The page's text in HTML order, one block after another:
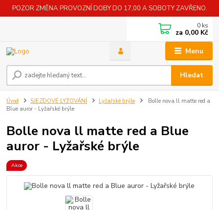
POZOR ZMĚNA PROVOZNÍ DOBY DO 17,00 A SOBOTY ZAVŘENO.
Menu
Hledat
0 ks
za 0,00 Kč
Úvod SJEZDOVÉ LYŽOVÁNÍ Lyžařské brýle
Bolle nova ll matte red a
Blue auror - Lyžařské brýle
Bolle nova ll matte red a Blue
auror - Lyžařské brýle
Akce